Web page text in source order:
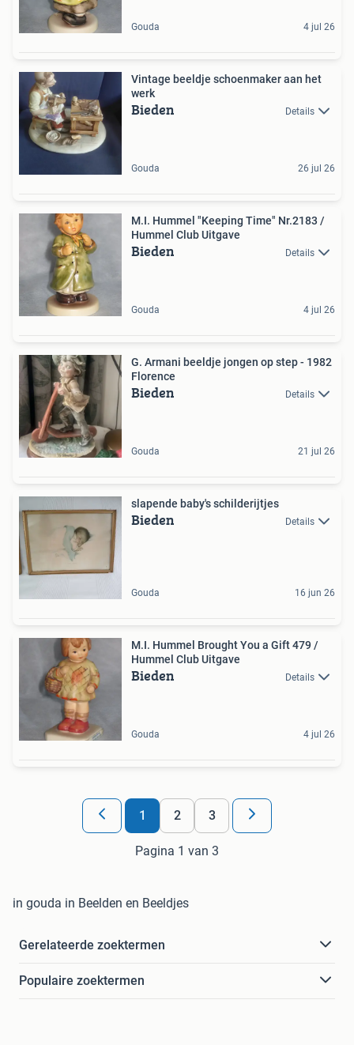
Gouda 4 jul 26
Vintage beeldje schoenmaker aan het
werk
Bieden Details
Gouda 26 jul 26
M.I. Hummel "Keeping Time" Nr.2183 /
Hummel Club Uitgave
Bieden Details
Gouda 4 jul 26
G. Armani beeldje jongen op step - 1982
Florence
Bieden Details
Gouda 21 jul 26
slapende baby's schilderijtjes
Bieden Details
Gouda 16 jun 26
M.I. Hummel Brought You a Gift 479 /
Hummel Club Uitgave
Bieden Details
Gouda 4 jul 26
1 2 3
Pagina 1 van 3
in gouda in Beelden en Beeldjes
Gerelateerde zoektermen
Populaire zoektermen